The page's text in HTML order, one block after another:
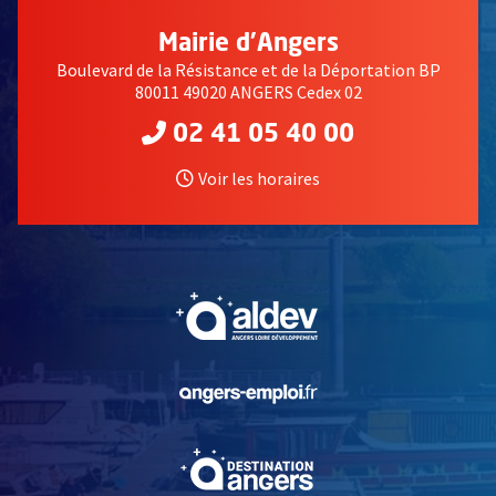
Mairie d'Angers
Boulevard de la Résistance et de la Déportation BP
80011 49020 ANGERS Cedex 02
02 41 05 40 00
Voir les horaires
, Ouvre une nouvelle